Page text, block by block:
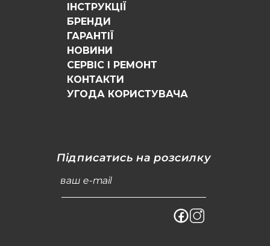
ІНСТРУКЦІЇ
БРЕНДИ
ГАРАНТІЇ
НОВИНИ
СЕРВІС І РЕМОНТ
КОНТАКТИ
УГОДА КОРИСТУВАЧА
Підписатись на розсилку
ваш e-mail